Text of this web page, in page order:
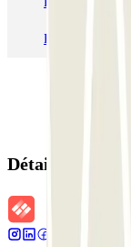
Parking
Détails de la